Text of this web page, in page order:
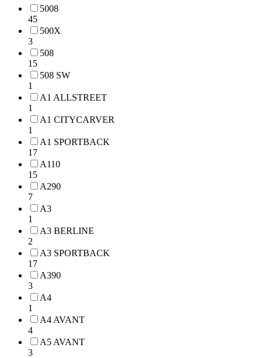
5008
45
500X
3
508
15
508 SW
1
A1 ALLSTREET
1
A1 CITYCARVER
1
A1 SPORTBACK
17
A110
15
A290
7
A3
1
A3 BERLINE
2
A3 SPORTBACK
17
A390
3
A4
1
A4 AVANT
4
A5 AVANT
3